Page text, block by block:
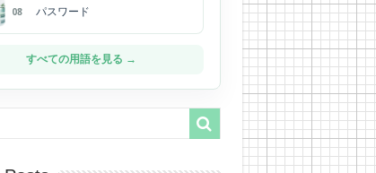
08 パスワード
すべての用語を見る →